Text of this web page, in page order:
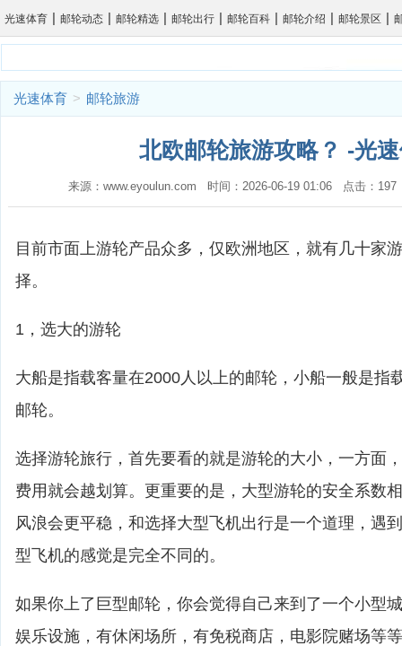
光速体育 | 邮轮动态 | 邮轮精选 | 邮轮出行 | 邮轮百科 | 邮轮介绍 | 邮轮景区 |
光速体育 > 邮轮旅游
北欧邮轮旅游攻略？ -光
来源：www.eyoulun.com 时间：2026-06-19 01:06 点击：
目前市面上游轮产品众多，仅欧洲地区，就有几十家
择。
1，选大的游轮
大船是指载客量在2000人以上的邮轮，小船一般是指
邮轮。
选择游轮旅行，首先要看的就是游轮的大小，一方面
费用就会越划算。更重要的是，大型游轮的安全系数
风浪会更平稳，和选择大型飞机出行是一个道理，遇
型飞机的感觉是完全不同的。
如果你上了巨型邮轮，你会觉得自己来到了一个小型
娱乐设施，有休闲场所，有免税商店，电影院赌场等